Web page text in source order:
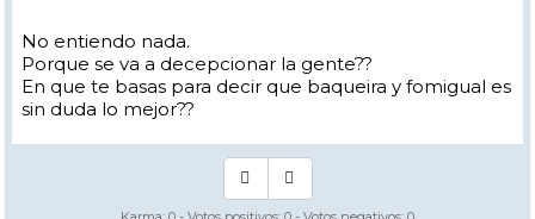
No entiendo nada.
Porque se va a decepcionar la gente??
En que te basas para decir que baqueira y fomigual es
sin duda lo mejor??